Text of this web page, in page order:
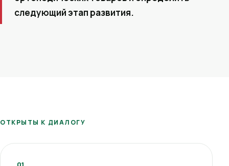
следующий этап развития.
ОТКРЫТЫ К ДИАЛОГУ